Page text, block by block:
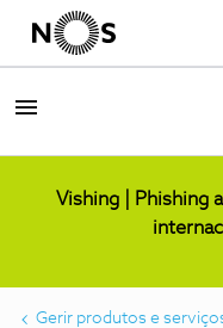
Vishing | Phishing
Gerir produtos e